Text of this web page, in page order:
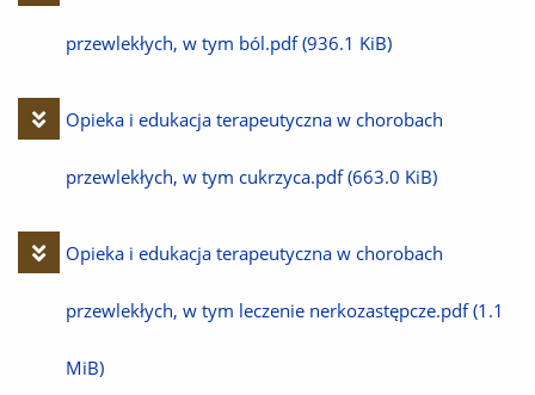
plik
przewlekłych, w tym ból.pdf (936.1 KiB)
Pobierz
plik
Opieka i edukacja terapeutyczna w chorobach
przewlekłych, w tym cukrzyca.pdf (663.0 KiB)
Pobierz
plik
Opieka i edukacja terapeutyczna w chorobach
przewlekłych, w tym leczenie nerkozastępcze.pdf (1.1
MiB)